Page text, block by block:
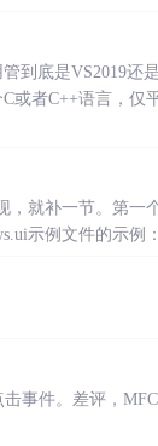
到底是VS2019还
者C++语言，仅
就补一节。第一
示例文件的示例：
事件。差评，